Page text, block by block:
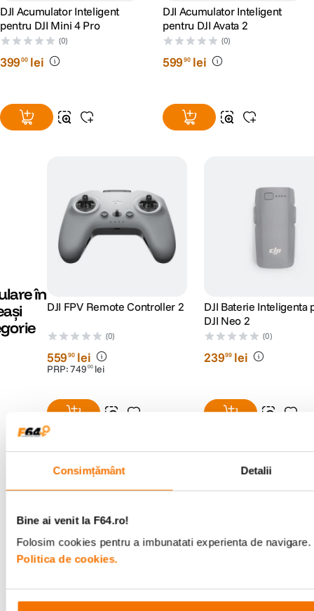
Consimțământ Detalii
Bine ai venit la F64.ro!
Folosim cookies pentru a imbunatati experienta de
Politica de cookies.
DJI Acumulator Inteligent
pentru DJI Mini 4 Pro
(0)
39900 lei
DJI Acumulator Inteligent
pentru DJI Avata 2
(0)
59990 lei
în
DJI FPV Remote Controller 2
(0)
55990 lei
PRP:749 00 lei
DJI Baterie Inteligenta
DJI Neo 2
(0)
23999 lei
Alatura-te comunitatii creatorilor
Descopera inspiratie, recomandari utile,
ghiduri foto-video si oferte pregatite special